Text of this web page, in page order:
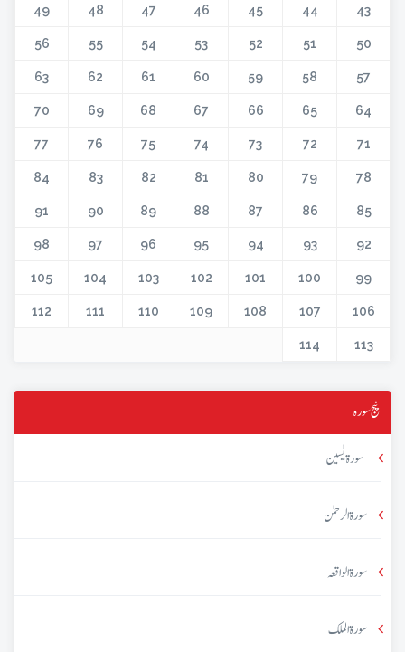
43
44
45
46
47
48
49
50
51
52
53
54
55
56
57
58
59
60
61
62
63
64
65
66
67
68
69
70
71
72
73
74
75
76
77
78
79
80
81
82
83
84
85
86
87
88
89
90
91
92
93
94
95
96
97
98
99
100
101
102
103
104
105
106
107
108
109
110
111
112
113
114
پنج سورہ
سورۃ یٰسین
سورۃ الرحمٰن
سورۃ الواقعہ
سورۃ الملک